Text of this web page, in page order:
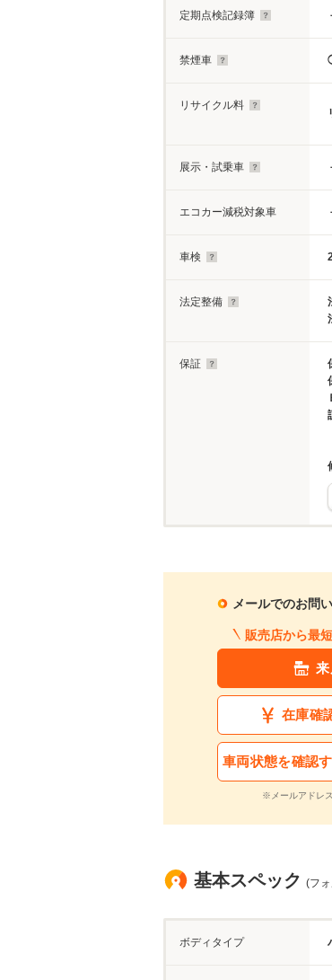
定期点検記録簿
禁煙車
リサイクル料
展示・試乗車
エコカー減税対象車
車検
法定整備
保証
メールでのお問
販売店から最
在庫確
車両状態を確認
※メールアドレ
基本スペック (フ
ボディタイプ